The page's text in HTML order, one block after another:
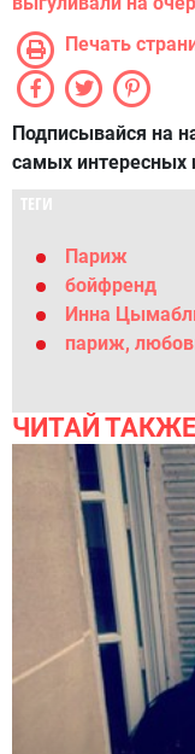
Печать
Подписывайся на
самых интересных
ТЕГИ
Париж
бойфренд
Инна
париж,
ЧИТАЙ ТАКЖЕ